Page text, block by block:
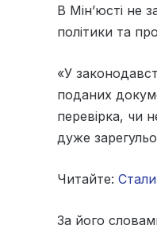
​В Мін’юсті не
політики та
«У
поданих
перевірка, чи
дуже
Читайте:
За його